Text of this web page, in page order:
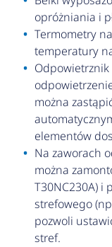
opróżniania i
Termometry
temperatury
można
elementów
Na zaworach
można
T30NC230A) i
strefowego
pozwoli
stref.